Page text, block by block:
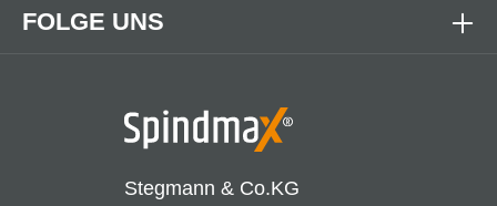
Stegmann & Co.KG
FOLGE UNS